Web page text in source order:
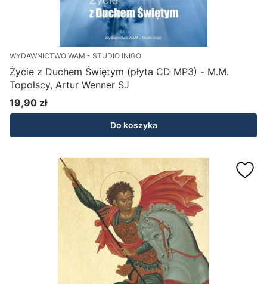
WYDAWNICTWO WAM - STUDIO INIGO
Życie z Duchem Świętym (płyta CD MP3) - M.M.
Topolscy, Artur Wenner SJ
Cena
19,90 zł
Do koszyka